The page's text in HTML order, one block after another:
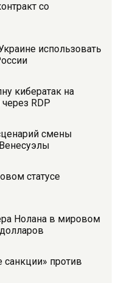
со
использовать
кибератак на
RDP
смены
статусе
Нолана в мировом
против